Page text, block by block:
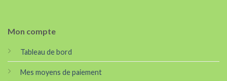
Mon compte
Tableau de bord
Mes moyens de paiement